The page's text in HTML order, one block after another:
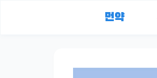
먼약